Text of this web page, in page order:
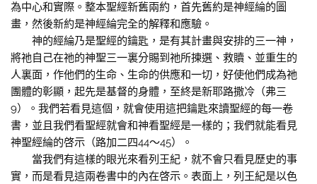
為中心和實際。整本聖經新舊兩約，首先舊約是神經綸的圖
畫，然後新約是神經綸完全的解釋和應驗。
神的經綸乃是聖經的鑰匙，是有其計畫與安排的三一神，
將祂自己在祂的神聖三一裏分賜到祂所揀選、救贖、並重生的
人裏面，作他們的生命、生命的供應和一切，好使他們成為祂
團體的彰顯，起先是基督的身體，至終是新耶路撒冷（弗三
9）。我們若看見這個，就會使用這把鑰匙來讀聖經的每一卷
書，並且我們看聖經就會和神看聖經是一樣的；我們就能看見
神聖經綸的啓示（路加二四44～45）。
當我們有這樣的眼光來看列王紀，就不會只看見歷史的事
實，而是看見這兩卷書中的內在啓示。表面上，列王紀是以色